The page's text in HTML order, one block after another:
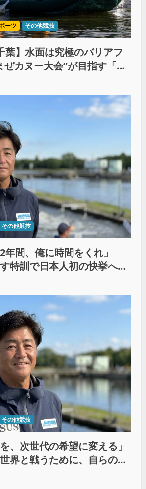
ーツ その他競技
葉】水面は究極のバリアフ
ぜカヌー大会”が目指す「誰
る地域共生社会」
その他競技
年間、俺に時間をくれ」
特訓で日本人初の快挙へ
その他競技
、次世代の希望に変える」
界と戦うために、自らの過
た理由（前編）